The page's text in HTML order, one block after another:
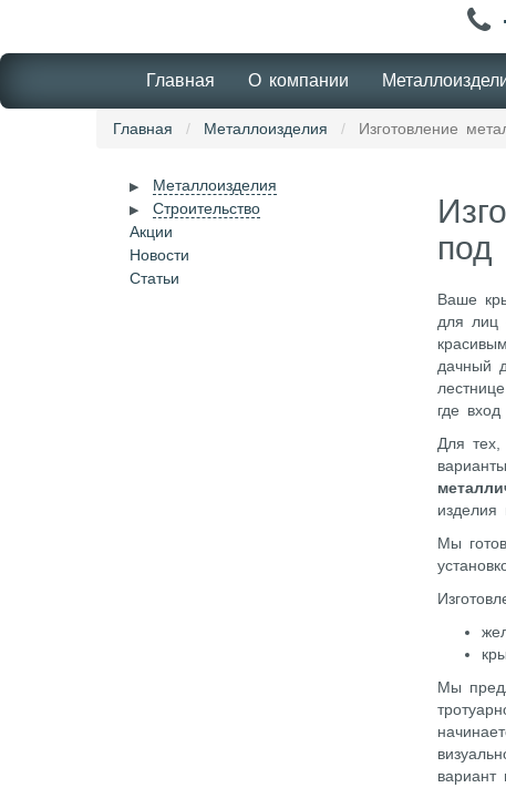
Главная О компании
Главная Металлоизделия Изготовление
Металлоизделия
Строительство
Акции
Новости
Статьи
под
Ваше
для лиц
дачный
где
Для тех,
изделия
Мы
Мы
вариант